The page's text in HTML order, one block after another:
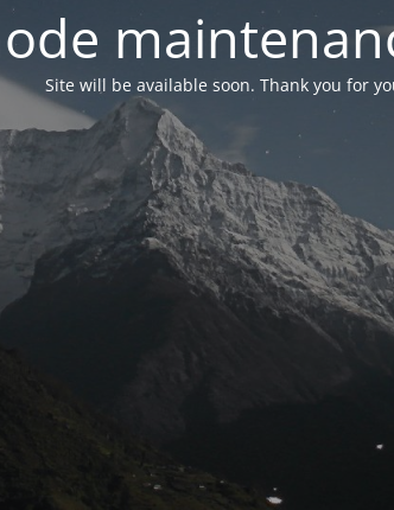
Site will be available soon. Thank you for